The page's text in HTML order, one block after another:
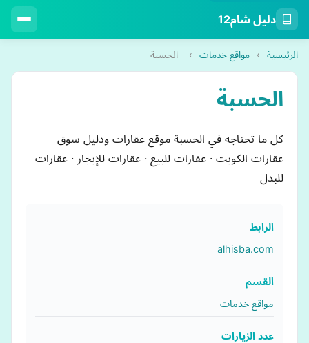
دليل شام12
الرئيسية › مواقع خدمات › الحسبة
الحسبة
كل ما تحتاجه في الحسبة موقع عقارات ودليل سوق
عقارات الكويت · عقارات للبيع · عقارات للإيجار · عقارات
للبدل
الرابط
alhisba.com
القسم
مواقع خدمات
عدد الزيارات